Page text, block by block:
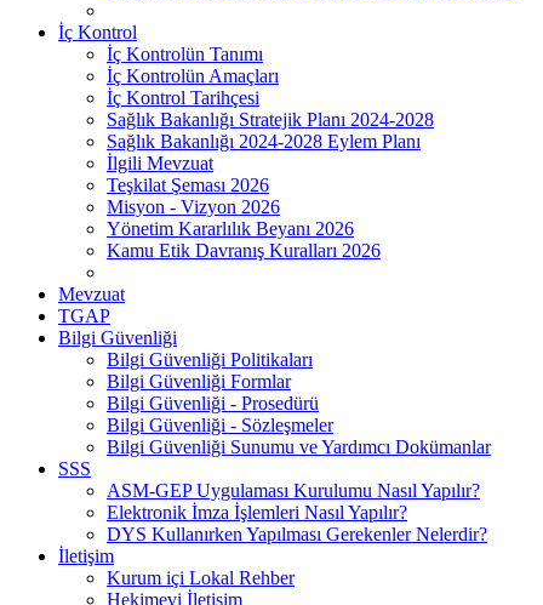
İç Kontrol
İç Kontrolün Tanımı
İç Kontrolün Amaçları
İç Kontrol Tarihçesi
Sağlık Bakanlığı Stratejik Planı 2024-2028
Sağlık Bakanlığı 2024-2028 Eylem Planı
İlgili Mevzuat
Teşkilat Şeması 2026
Misyon - Vizyon 2026
Yönetim Kararlılık Beyanı 2026
Kamu Etik Davranış Kuralları 2026
Mevzuat
TGAP
Bilgi Güvenliği
Bilgi Güvenliği Politikaları
Bilgi Güvenliği Formlar
Bilgi Güvenliği - Prosedürü
Bilgi Güvenliği - Sözleşmeler
Bilgi Güvenliği Sunumu ve Yardımcı Dokümanlar
SSS
ASM-GEP Uygulaması Kurulumu Nasıl Yapılır?
Elektronik İmza İşlemleri Nasıl Yapılır?
DYS Kullanırken Yapılması Gerekenler Nelerdir?
İletişim
Kurum içi Lokal Rehber
Hekimevi İletişim